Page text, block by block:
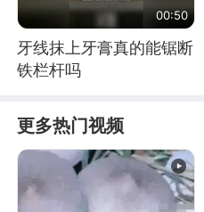
00:50
牙线抹上牙膏真的能锯断
铁栏杆吗
更多热门视频